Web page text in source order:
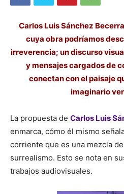
Carlos Luis Sánchez
cuya obra podríamos
irreverencia; un discurso
y mensajes cargados de
conectan con el paisaje
imaginario
La propuesta de Carlos Luis
enmarca, cómo él mismo
corriente que es una mezcla
surrealismo. Esto se nota en
trabajos audiovisuales.